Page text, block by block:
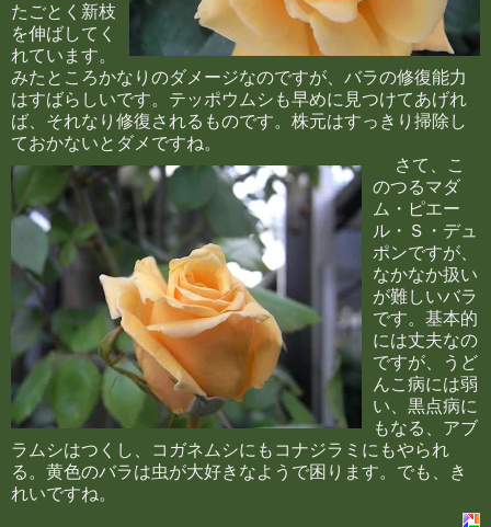
たごとく新枝
を伸ばしてく
れています。
みたところかなりのダメージなのですが、バラの修復能力
はすばらしいです。テッポウムシも早めに見つけてあげれ
ば、それなり修復されるものです。株元はすっきり掃除し
ておかないとダメですね。
さて、こ
のつるマダ
ム・ピエー
ル・Ｓ・デュ
ポンですが、
なかなか扱い
が難しいバラ
です。基本的
には丈夫なの
ですが、うど
んこ病には弱
い、黒点病に
もなる、アブ
ラムシはつくし、コガネムシにもコナジラミにもやられ
る。黄色のバラは虫が大好きなようで困ります。でも、き
れいですね。